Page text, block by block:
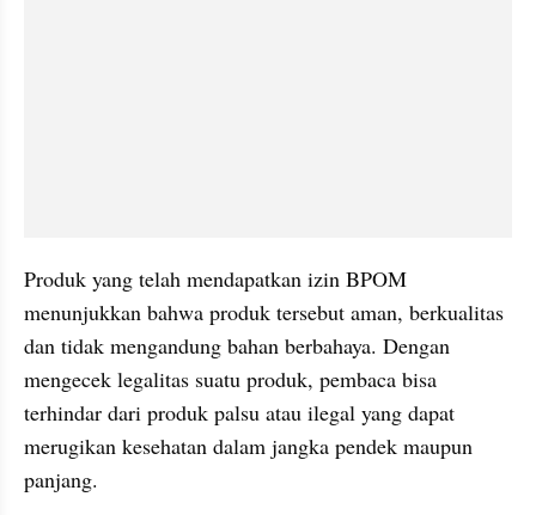
Produk yang telah mendapatkan izin BPOM
menunjukkan bahwa produk tersebut aman, berkualitas
dan tidak mengandung bahan berbahaya. Dengan
mengecek legalitas suatu produk, pembaca bisa
terhindar dari produk palsu atau ilegal yang dapat
merugikan kesehatan dalam jangka pendek maupun
panjang.